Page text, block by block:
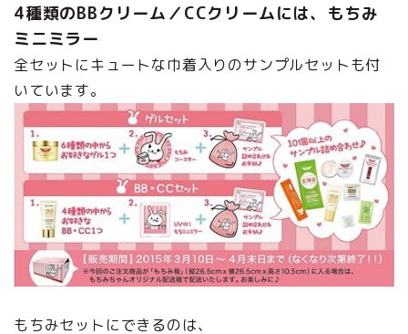
4種類のBBクリーム／CCクリームには、もちみ
ミニミラー
全セットにキュートな巾着入りのサンプルセットも付
いています。
もちみセットにできるのは、